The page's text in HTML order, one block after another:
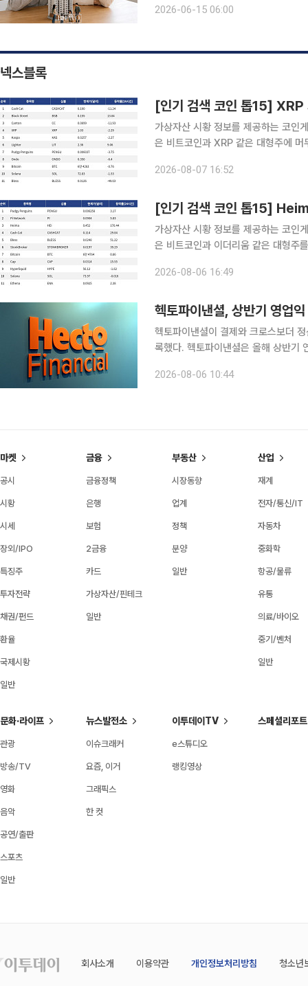
2026-06-15 06:00
넥스블록
가상자산 시황 정보를 제공하는 코
은 비트코인과 XRP 같은 대형주에
지만 거래량은 14억4920만 달러에
2026-08-07 16:52
가상자산 시황 정보를 제공하는 코
은 비트코인과 이더리움 같은 대형주
에 띄었다. 비트코인은 6만4764달
2026-08-06 16:49
헥토파이낸셜, 상반기 영업
헥토파이낸셜이 결제와 크로스보더
록했다. 헥토파이낸셜은 올해 상반기 연결 기준 매출액이 1076억원, 영업이익이 137억원으로 잠정
기 매출액은 501억원으로 전년 동기
2026-08-06 10:44
마켓
공시
시황
시세
장외/IPO
특징주
투자전략
채권/펀드
환율
국제시황
일반
금융
금융정책
은행
보험
2금융
카드
가상자산/핀테크
일반
부동산
시장동향
업계
정책
분양
일반
산업
재계
전자/통신/IT
자동차
중화학
항공/물류
유통
의료/바이오
중기/벤처
일반
문화·라이프
관광
방송/TV
영화
음악
공연/출판
스포츠
일반
뉴스발전소
이슈크래커
요즘, 이거
그래픽스
한 컷
이투데이TV
e스튜디오
랭킹영상
스페셜리포트
회사소개 이용약관 개인정보처리방침 청소년